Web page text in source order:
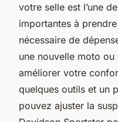
votre selle est l’une
importantes à
nécessaire de
une nouvelle moto
améliorer votre
quelques outils et un
pouvez ajuster la